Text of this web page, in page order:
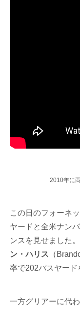
2010年に
この日のフォーネ
ヤードと全米ナン
ンスを見せました
ン・ハリス （
率で202パスヤード
一方グリアーに代